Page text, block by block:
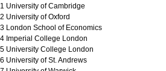
1 University of Cambridge
2 University of Oxford
3 London School of Economics
4 Imperial College London
5 University College London
6 University of St. Andrews